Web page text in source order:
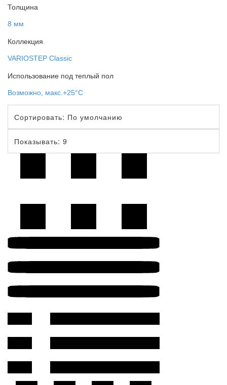
Толщина
8 мм
Коллекция
VARIOSTEP Classic
Использование под теплый пол
Возможно, макс.+25°С